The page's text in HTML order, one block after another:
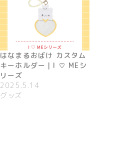
はなまるおばけ カスタム
キーホルダー｜I ♡ MEシ
リーズ
2025.5.14
グッズ